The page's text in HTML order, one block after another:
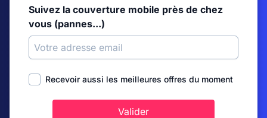
Suivez la couverture mobile près de chez
vous (pannes...)
Recevoir aussi les meilleures offres du moment
Valider